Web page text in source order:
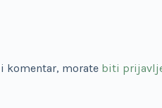
komentar, morate biti